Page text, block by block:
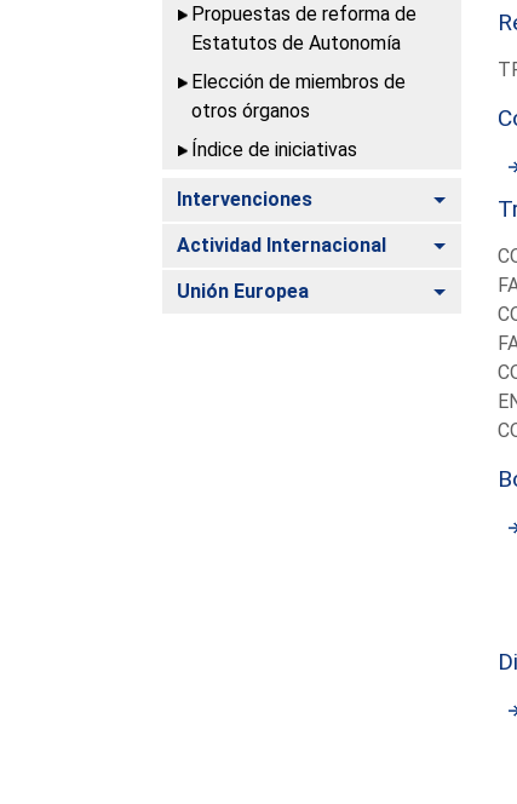
Propuestas de reforma de
Estatutos de Autonomía
Elección de miembros de
otros órganos
Índice de iniciativas
Intervenciones Alternar
Actividad Internacional
Unión Europea